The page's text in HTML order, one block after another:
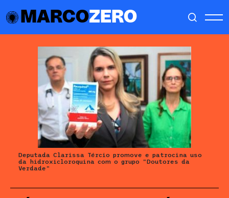
MARCOZERO
Deputada Clarissa Tércio promove e patrocina uso
da hidroxicloroquina com o grupo "Doutores da
Verdade"